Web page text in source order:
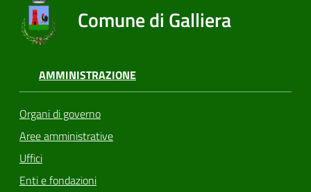
Comune di Galliera
AMMINISTRAZIONE
Organi di governo
Aree amministrative
Uffici
Enti e fondazioni